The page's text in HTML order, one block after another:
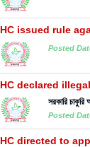
HC issued rule
Posted
HC declared
সরকারি
Posted
HC directed to